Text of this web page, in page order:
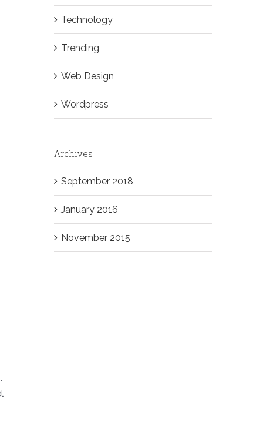
Technology
Trending
Web Design
Wordpress
Archives
September 2018
January 2016
November 2015